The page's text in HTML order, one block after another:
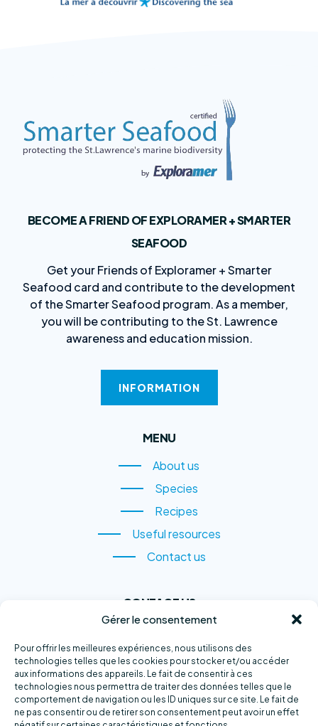
Gérer le consentement
Pour offrir les meilleures expériences, nous utilisons des
technologies telles que les cookies pour stocker et/ou accéder
aux informations des appareils. Le fait de consentir à ces
technologies nous permettra de traiter des données telles que le
comportement de navigation ou les ID uniques sur ce site. Le fait de
ne pas consentir ou de retirer son consentement peut avoir un effet
BECOME A FRIEND OF EXPLORAMER + SMARTER
SEAFOOD
Get your Friends of Exploramer + Smarter
Seafood card and contribute to the development
of the Smarter Seafood program. As a member,
you will be contributing to the St. Lawrence
awareness and education mission.
INFORMATION
MENU
About us
About us
Species
Species
Recipes
Recipes
Useful resources
Useful resources
Contact us
CONTACT US
Sainte-Anne-des-Monts
(QC) G4V 2B6
Phone number :418 763-2500
E-mail :info@exploramer.qc.ca